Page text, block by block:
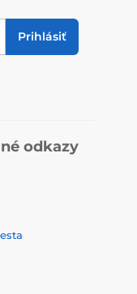
Prihlásiť
odkazy